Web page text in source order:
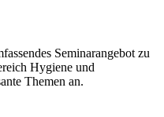
Seminarangebot zu
Hygiene und
Themen an.